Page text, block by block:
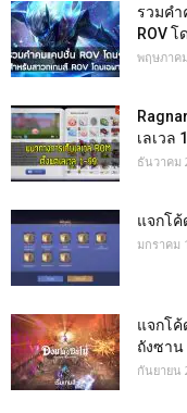
รวมคำ
ROV โ
พฤษภาค
เลเวล
ธันวาคม
แจกโค้
มกราคม
แจกโ
ถังซาน
กันยายน